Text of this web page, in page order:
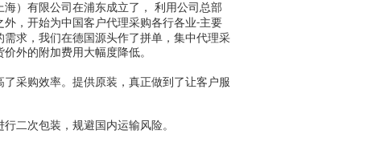
）有限公司在浦东成立了， 利用公司总部
，开始为中国客户代理采购各行各业-主要
求，我们在德国源头作了拼单，集中代理采
外的附加费用大幅度降低。
了采购效率。提供原装，真正做到了让客户服
二次包装，规避国内运输风险。